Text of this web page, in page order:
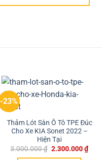
-23%
Thảm Lót Sàn Ô Tô TPE Đúc
Cho Xe KIA Sonet 2022 –
Hiện Tại
3.000.000₫ 2.300.000₫